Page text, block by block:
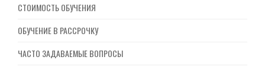
СТОИМОСТЬ ОБУЧЕНИЯ
ОБУЧЕНИЕ В РАССРОЧКУ
ЧАСТО ЗАДАВАЕМЫЕ ВОПРОСЫ